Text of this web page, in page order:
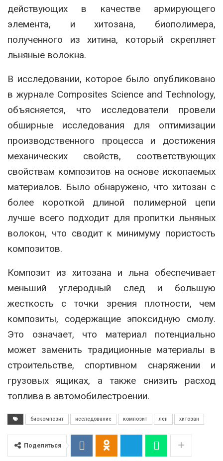
действующих в качестве армирующего
элемента, и хитозана, биополимера,
полученного из хитина, который скрепляет
льняные волокна.
В исследовании, которое было опубликовано
в журнале Composites Science and Technology,
объясняется, что исследователи провели
обширные исследования для оптимизации
производственного процесса и достижения
механических свойств, соответствующих
свойствам композитов на основе ископаемых
материалов. Было обнаружено, что хитозан с
более короткой длиной полимерной цепи
лучше всего подходит для пропитки льняных
волокон, что сводит к минимуму пористость
композитов.
Композит из хитозана и льна обеспечивает
меньший углеродный след и большую
жесткость с точки зрения плотности, чем
композиты, содержащие эпоксидную смолу.
Это означает, что материал потенциально
может заменить традиционные материалы в
строительстве, спортивном снаряжении и
грузовых ящиках, а также снизить расход
топлива в автомобилестроении.
биокомпозит исследование композит лен хитозан
Поделиться